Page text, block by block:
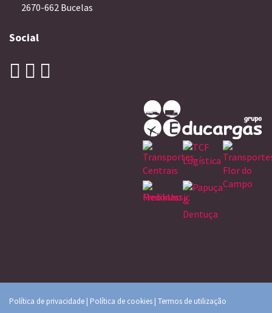
2670-662 Bucelas
Social
Política de privacidade | Política de cookies | Termos de utilização